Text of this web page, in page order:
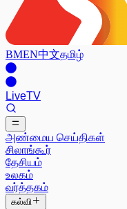
BMEN中文தமிழ்
LiveTV
அண்மைய செய்திகள்
சிலாங்கூர்
தேசியம்
உலகம்
வர்த்தகம்
கல்வி